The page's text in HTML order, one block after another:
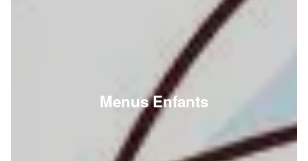
Menus Enfants